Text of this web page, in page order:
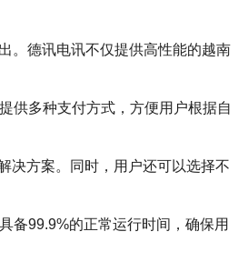
。德讯电讯不仅提供高性能的越南
供多种支付方式，方便用户根据自
决方案。同时，用户还可以选择不
备99.9%的正常运行时间，确保用